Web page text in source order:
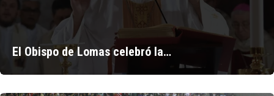
El Obispo de Lomas celebró la…